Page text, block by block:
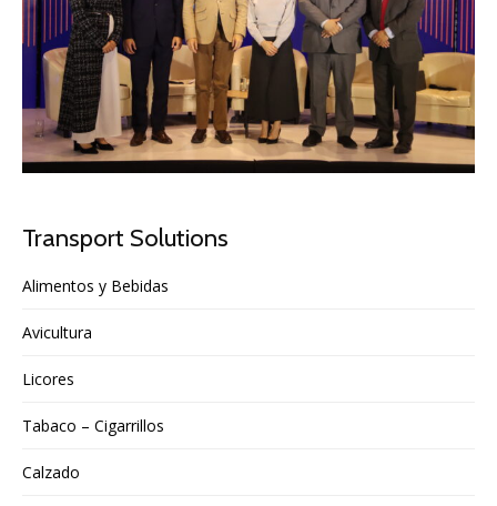
Transport Solutions
Alimentos y Bebidas
Avicultura
Licores
Tabaco – Cigarrillos
Calzado